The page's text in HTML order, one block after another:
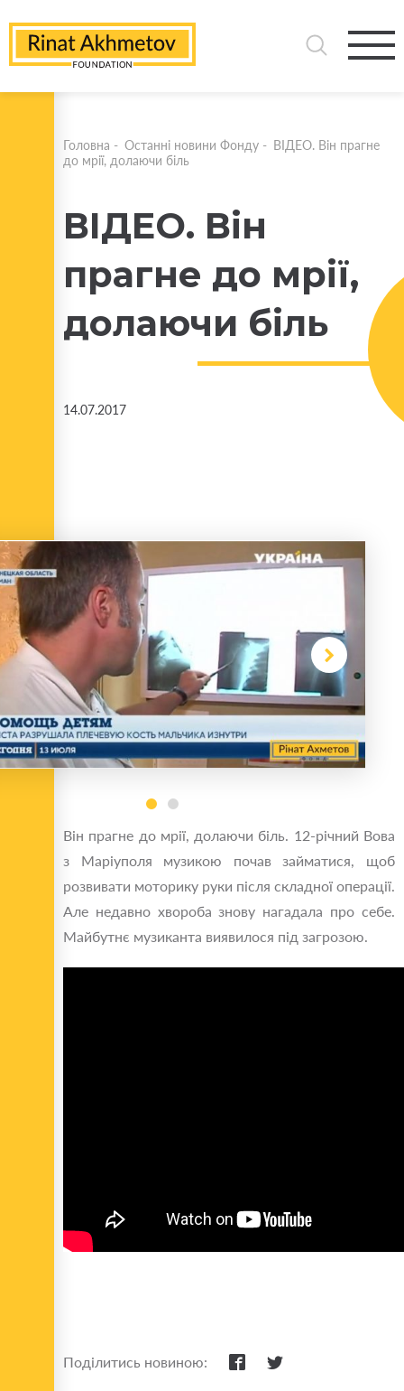
Головна - Останні новини Фонду - ВІДЕО. Він прагне
до мрії, долаючи біль
ВІДЕО. Він
прагне до мрії,
долаючи біль
14.07.2017
Він прагне до мрії, долаючи біль. 12-річний Вова
з Маріуполя музикою почав займатися, щоб
розвивати моторику руки після складної операції.
Але недавно хвороба знову нагадала про себе.
Майбутнє музиканта виявилося під загрозою.
Поділитись новиною: